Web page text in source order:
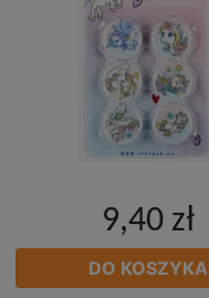
9,40 zł
DO KOSZYKA